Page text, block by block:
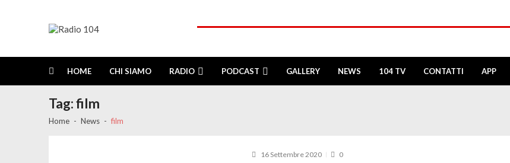
HOME CHI SIAMO RADIO PODCAST GALLERY NEWS 104 TV CONTATTI APP
Tag:film
Home News film
16 Settembre 2020 0